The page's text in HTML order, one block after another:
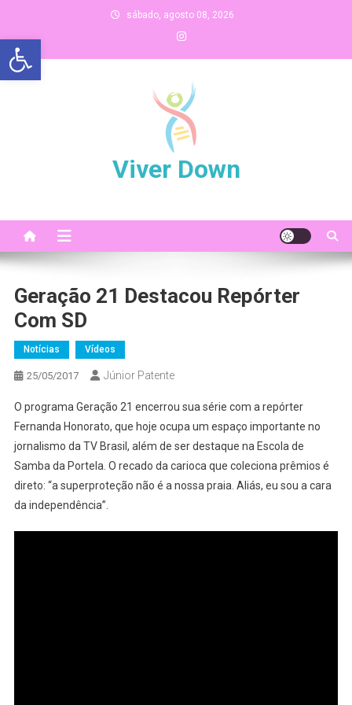
Abrir a barra de ferramentas
content
sábado, agosto 08, 2026
Viver Down
Geração 21 Destacou Repórter
Com SD
Notícias Vídeos
25/05/2017 Júnior Patente
O programa Geração 21 encerrou sua série com a repórter
Fernanda Honorato, que hoje ocupa um espaço importante no
jornalismo da TV Brasil, além de ser destaque na Escola de
Samba da Portela. O recado da carioca que coleciona prêmios é
direto: “a superproteção não é a nossa praia. Aliás, eu sou a cara
da independência”.